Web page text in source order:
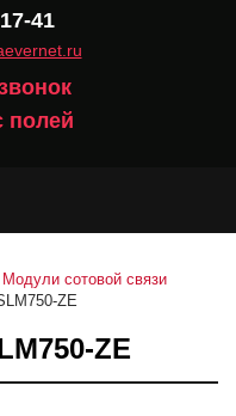
41
полей
Модули сотовой связи
ZE
ZE